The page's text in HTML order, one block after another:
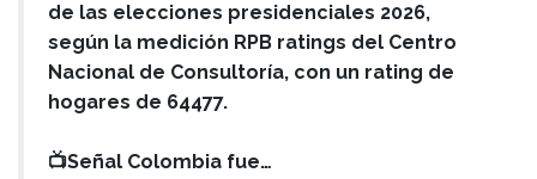
de las elecciones presidenciales 2026,
según la medición RPB ratings del Centro
Nacional de Consultoría, con un rating de
hogares de 64477.
📺Señal Colombia fue…